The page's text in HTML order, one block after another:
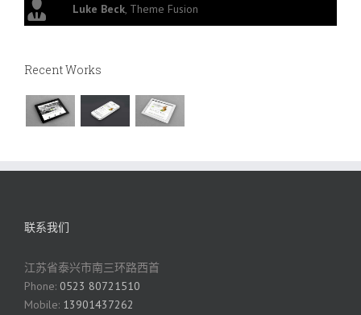
Luke Beck, Theme Fusion
Recent Works
联系我们
江苏省泰兴市南三环路西首
Phone: 0523 80721510
Mobile: 13901437262